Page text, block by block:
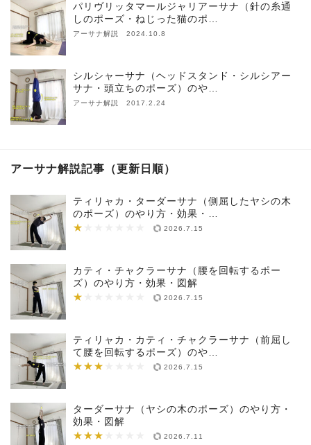
パリヴリッタマールジャリアーサナ（針の糸通
しのポーズ・ねじった猫のポ…
アーサナ解説 2024.10.8
シルシャーサナ（ヘッドスタンド・シルシアー
サナ・頭立ちのポーズ）のや…
アーサナ解説 2017.2.24
アーサナ解説記事（更新日順）
ティリャカ・ターダーサナ（側屈したヤシの木
のポーズ）のやり方・効果・…
★
★★★★★★★ 2026.7.15
カティ・チャクラーサナ（腰を回転するポー
ズ）のやり方・効果・図解
★
★★★★★★★ 2026.7.15
ティリャカ・カティ・チャクラーサナ（前屈し
て腰を回転するポーズ）のや…
★★★
★★★★★★★ 2026.7.15
ターダーサナ（ヤシの木のポーズ）のやり方・
効果・図解
★★★
★★★★★★★ 2026.7.11